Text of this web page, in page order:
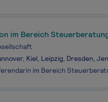
im Bereich
Kiel, Leipzig, Dresden,